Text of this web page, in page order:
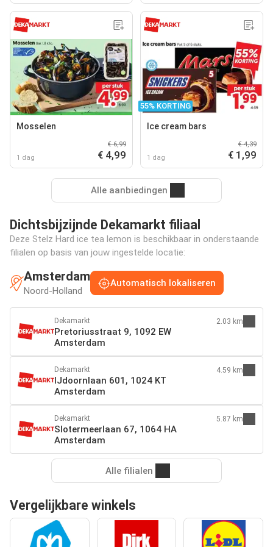
Mosselen
1 dag
€ 6,99
€ 4,99
55% KORTING
Ice cream bars
1 dag
€ 4,39
€ 1,99
Alle aanbiedingen
Dichtsbijzijnde Dekamarkt filiaal
Deze Stelz Hard ice tea lemon is beschikbaar in onderstaande
filialen op basis van jouw ingestelde locatie:
Amsterdam
Noord-Holland
Automatisch lokaliseren
Dekamarkt
Pretoriusstraat 9, 1092 EW
Amsterdam
2.03 km
Dekamarkt
IJdoornlaan 601, 1024 KT
Amsterdam
4.59 km
Dekamarkt
Slotermeerlaan 67, 1064 HA
Amsterdam
5.87 km
Alle filialen
Vergelijkbare winkels